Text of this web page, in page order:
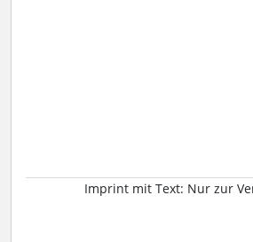
Imprint mit Text: Nur zur